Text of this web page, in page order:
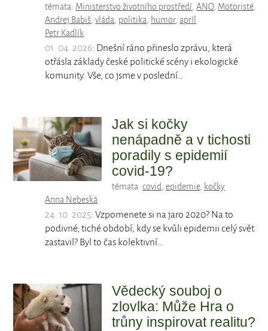
témata: Ministerstvo životního prostředí,ANO, Motoristé,
Andrej Babiš,vláda, politika, humor,apríl
Petr Kadlík
01. 04. 2026: Dnešní ráno přineslo zprávu, která
otřásla základy české politické scény i ekologické
komunity. Vše, co jsme v poslední…
Jak si kočky
nenápadně a v tichosti
poradily s epidemií
covid-19?
témata: covid, epidemie, kočky
Anna Nebeská
24. 10. 2025: Vzpomenete si na jaro 2020? Na to
podivné, tiché období, kdy se kvůli epidemii celý svět
zastavil? Byl to čas kolektivní…
Vědecký souboj o
zlovlka: Může Hra o
trůny inspirovat realitu?